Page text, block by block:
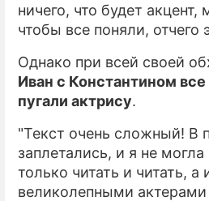
ничего, что будет
чтобы все поняли, отчего
Однако при всей своей
Иван с Константином
пугали актрису.
"Текст очень сложный! В
заплетались, и я не
только читать и читать, а
великолепными актерами